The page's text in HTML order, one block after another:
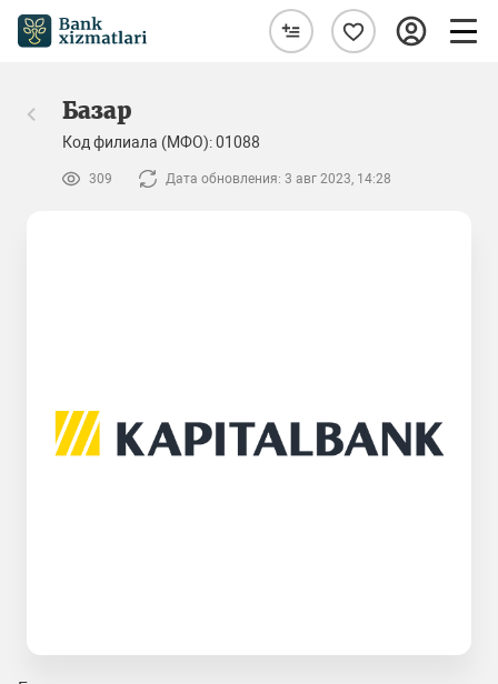
Базар
Код филиала (МФО): 01088
309 Дата обновления: 3 авг 2023, 14:28